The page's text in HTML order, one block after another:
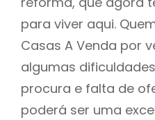
para viver aqui.
Casas A Venda por
algumas
procura e falta de
poderá ser uma